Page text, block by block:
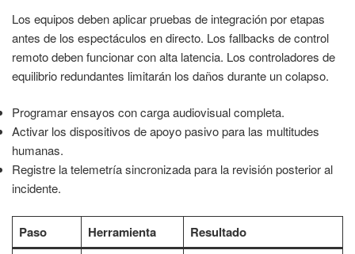
Los equipos deben aplicar pruebas de integración por etapas
antes de los espectáculos en directo. Los fallbacks de control
remoto deben funcionar con alta latencia. Los controladores de
equilibrio redundantes limitarán los daños durante un colapso.
Programar ensayos con carga audiovisual completa.
Activar los dispositivos de apoyo pasivo para las multitudes
humanas.
Registre la telemetría sincronizada para la revisión posterior al
incidente.
Paso Herramienta Resultado